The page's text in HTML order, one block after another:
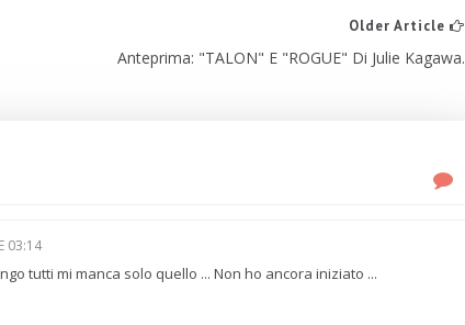
Older Article
Anteprima: "TALON" E "ROGUE" Di Julie Kagawa.
03:14
tutti mi manca solo quello ... Non ho ancora iniziato ...